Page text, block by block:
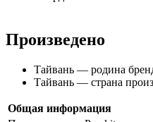
Произведено
Тайвань — родина
Тайвань — страна
Общая информация